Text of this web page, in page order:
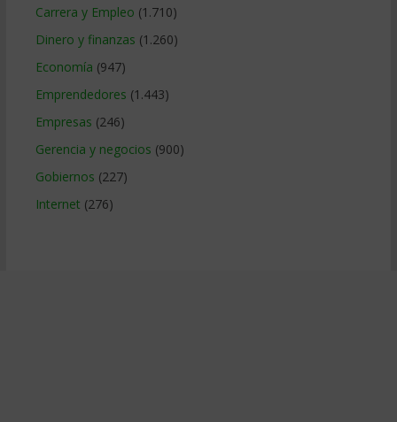
Carrera y Empleo (1.710)
Dinero y finanzas (1.260)
Economía (947)
Emprendedores (1.443)
Empresas (246)
Gerencia y negocios (900)
Gobiernos (227)
Internet (276)